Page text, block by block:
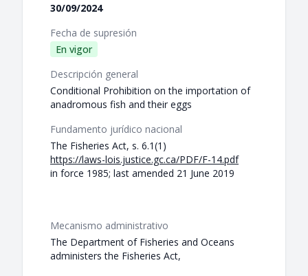
30/09/2024
Fecha de supresión
En vigor
Descripción general
Conditional Prohibition on the importation of
anadromous fish and their eggs
Fundamento jurídico nacional
The Fisheries Act, s. 6.1(1)
https://laws-lois.justice.gc.ca/PDF/F-14.pdf
in force 1985; last amended 21 June 2019
Mecanismo administrativo
The Department of Fisheries and Oceans
administers the Fisheries Act,